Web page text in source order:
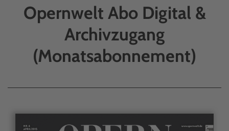
Opernwelt Abo Digital &
Archivzugang
(Monatsabonnement)